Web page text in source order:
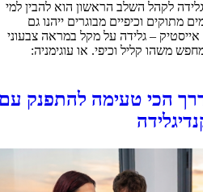
לקהל השלב הראשון הוא להבין למי
מתוקים וכיפיים מבוגרים ייהנו גם
– גלידה על מקל במראה צבעוני
משהו קליל וכיפי. או עוגימניה:
הכי טעימה להתפנק